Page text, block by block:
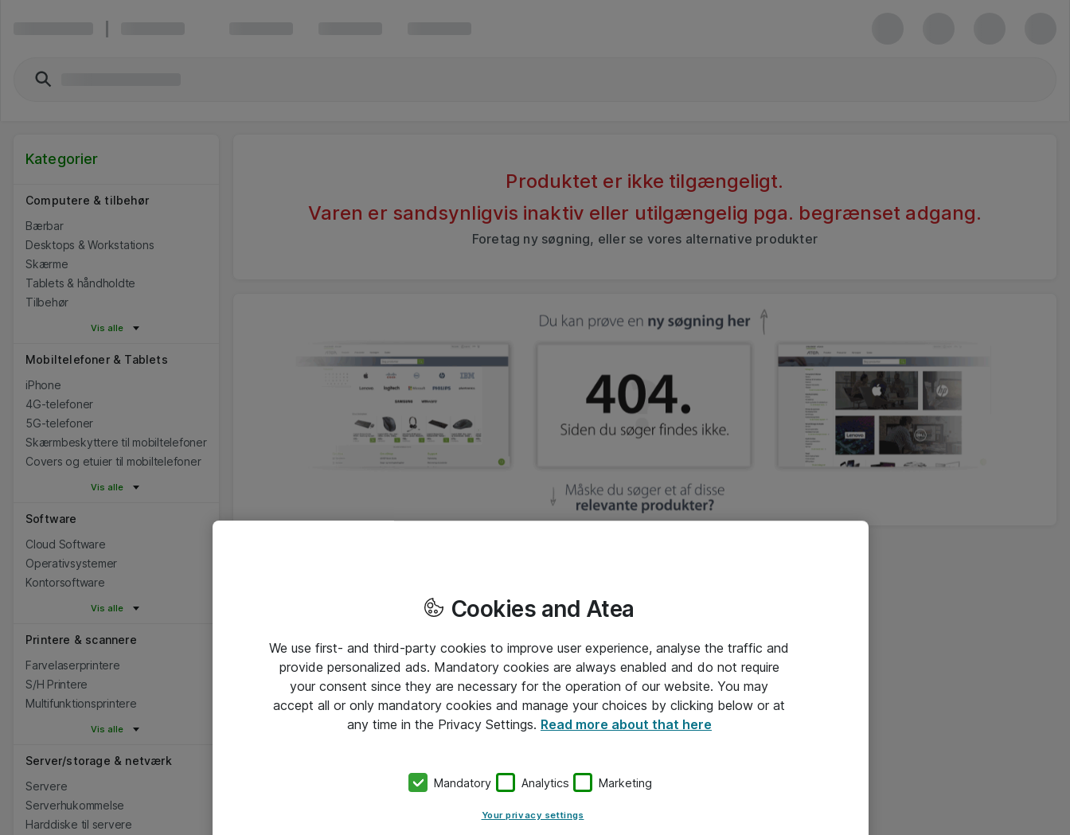
Kategorier
Computere & tilbehør
Bærbar
Desktops & Workstations
Skærme
Tablets & håndholdte
Tilbehør
Vis alle
Mobiltelefoner & Tablets
iPhone
4G-telefoner
5G-telefoner
Skærmbeskyttere til mobiltelefoner
Covers og etuier til mobiltelefoner
Vis alle
Software
Cloud Software
Operativsystemer
Kontorsoftware
Vis alle
Printere & scannere
Farvelaserprintere
S/H Printere
Multifunktionsprintere
Vis alle
Server/storage & netværk
Servere
Serverhukommelse
Harddiske til servere
Produktet er ikke tilgængeligt.
Varen er sandsynligvis inaktiv eller utilgængelig pga. begrænset adgang.
Foretag ny søgning, eller se vores alternative produkter
Cookies and Atea
We use first- and third-party cookies to improve user experience, analyse the traffic and
provide personalized ads. Mandatory cookies are always enabled and do not require
your consent since they are necessary for the operation of our website. You may
accept all or only mandatory cookies and manage your choices by clicking below or at
any time in the Privacy Settings. Read more about that here
Mandatory Analytics Marketing
Your privacy settings